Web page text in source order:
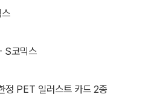
S코믹스
정 PET 일러스트 카드 2종